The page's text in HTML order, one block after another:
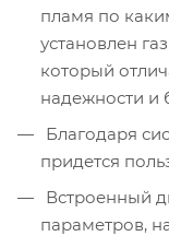
пламя по
установлен
который
надежности и
Благодаря
придется
Встроенный
параметров,